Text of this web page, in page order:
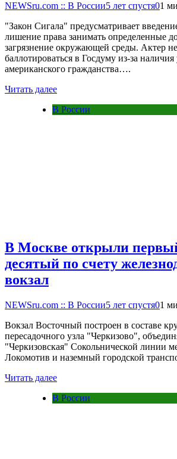
NEWSru.com :: В России5 лет спустя01
"Закон Сигала" предусматривает
лишение права занимать определенные
загрязнение окружающей среды. Актер
баллотироваться в Госдуму из-за наличия
американского гражданства….
Читать далее
В России
В Москве открыли
десятый по счету
вокзал
NEWSru.com :: В России5 лет спустя01
Вокзал Восточный построен в составе
пересадочного узла "Черкизово",
"Черкизовская" Сокольнической линии
Локомотив и наземный городской
Читать далее
В России